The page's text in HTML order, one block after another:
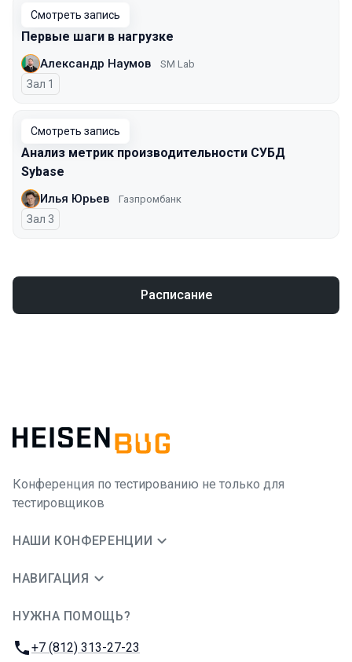
Смотреть запись
Первые шаги в нагрузке
Александр Наумов SM Lab
Зал 1
Смотреть запись
Анализ метрик производительности СУБД
Sybase
Илья Юрьев Газпромбанк
Зал 3
Расписание
Конференция по тестированию не только для
тестировщиков
НАШИ КОНФЕРЕНЦИИ
НАВИГАЦИЯ
НУЖНА ПОМОЩЬ?
Телефон:
+7 (812) 313-27-23